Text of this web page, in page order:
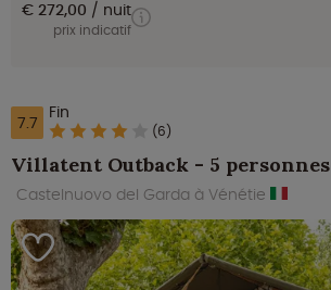
€ 272,00 nuit
prix indicatif
7.7 Fin
(6)
Villatent Outback - 5 personnes
Castelnuovo del Garda à Vénétie